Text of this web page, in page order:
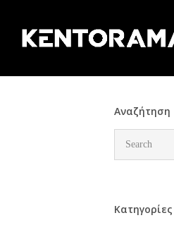
main
Αναζήτηση